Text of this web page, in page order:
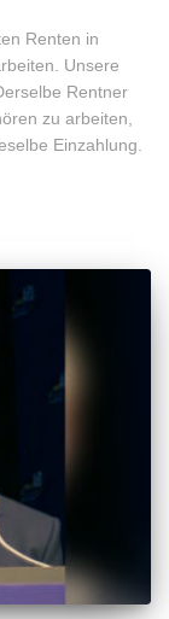
Renten in
Unsere
Rentner
zu arbeiten,
Einzahlung.